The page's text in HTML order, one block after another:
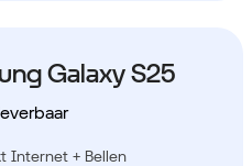
Galaxy S25
Internet + Bellen